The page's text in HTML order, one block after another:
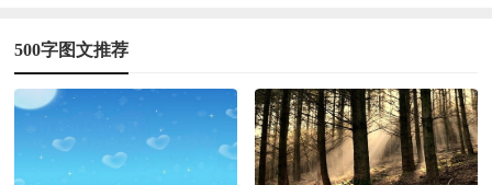
500字图文推荐